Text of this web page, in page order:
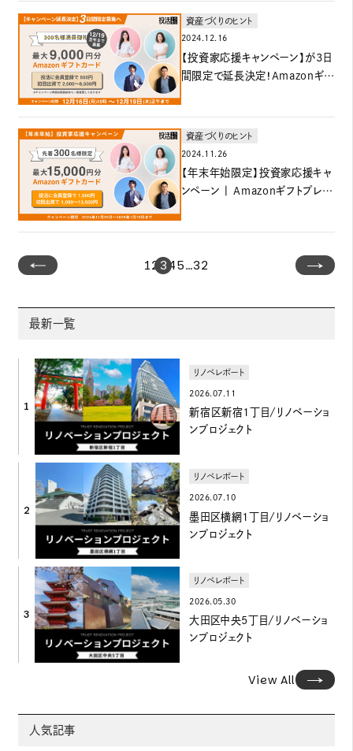
資産づくりのヒント
2024.12.16
【投資家応援キャンペーン】が3日
間限定で延長決定！Amazonギフ
資産づくりのヒント
2024.11.26
【年末年始限定】投資家応援キャ
ンペーン | Amazonギフトプレゼ
12 345…32
最新一覧
1
リノベレポート
2026.07.11
新宿区新宿1丁目/リノベーショ
ンプロジェクト
2
リノベレポート
2026.07.10
墨田区横網1丁目/リノベーショ
ンプロジェクト
3
リノベレポート
2026.05.30
大田区中央5丁目/リノベーショ
ンプロジェクト
View All
人気記事